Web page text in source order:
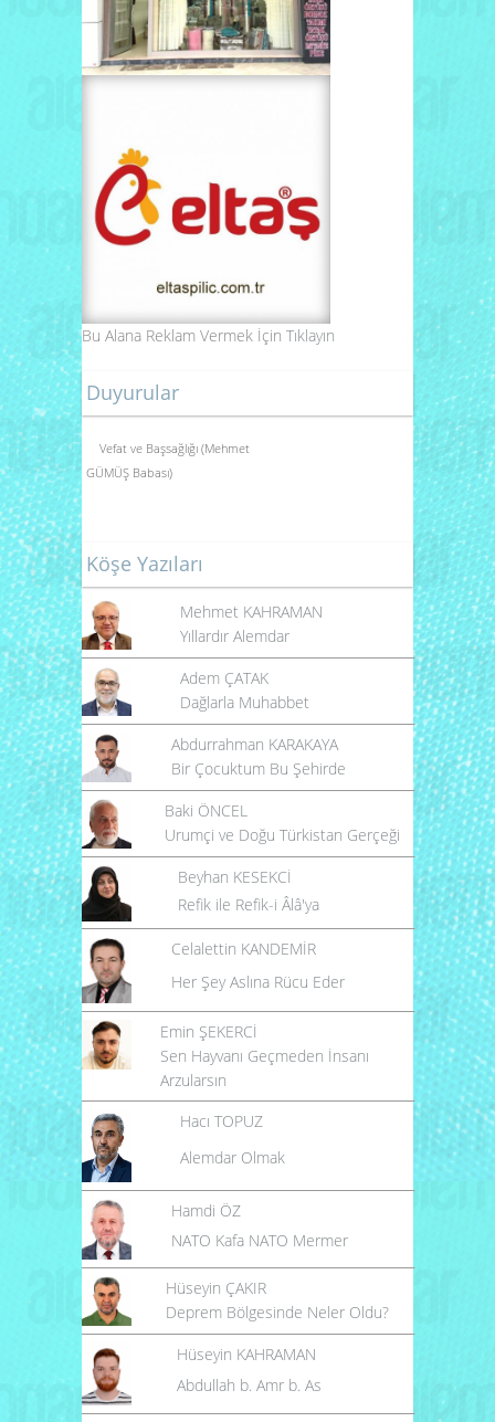
Bu Alana Reklam Vermek İçin Tıklayın
Duyurular
Vefat ve Başsağlığı (Mehmet
GÜMÜŞ Babası)
Köşe Yazıları
Mehmet KAHRAMAN
Yıllardır Alemdar
Adem ÇATAK
Dağlarla Muhabbet
Abdurrahman KARAKAYA
Bir Çocuktum Bu Şehirde
Baki ÖNCEL
Urumçi ve Doğu Türkistan Gerçeği
Beyhan KESEKCİ
Refik ile Refik-i Âlâ'ya
Celalettin KANDEMİR
Her Şey Aslına Rücu Eder
Emin ŞEKERCİ
Sen Hayvanı Geçmeden İnsanı
Arzularsın
Hacı TOPUZ
Alemdar Olmak
Hamdi ÖZ
NATO Kafa NATO Mermer
Hüseyin ÇAKIR
Deprem Bölgesinde Neler Oldu?
Hüseyin KAHRAMAN
Abdullah b. Amr b. As